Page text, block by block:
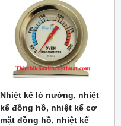
Nhiệt kế lò nướng, nhiệt
kế đồng hồ, nhiệt kế cơ
mặt đồng hồ, nhiệt kế